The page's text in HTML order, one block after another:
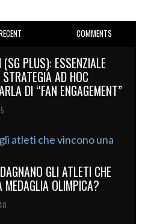
COMMENTS
(SG PLUS): ESSENZIALE
STRATEGIA AD HOC
DI “FAN ENGAGEMENT”
GLI ATLETI CHE
MEDAGLIA OLIMPICA?